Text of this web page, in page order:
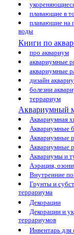
плавающие в
плавающие на
воды
Книги по
про аквариум
аквариумные
аквариумные
дизайн
болезни
террариум
Аквариумный
Аквариумная
Аквариумные
Аквариумные
Аквариумные
Аквариумы и
Аэрация,
Внутренние
Грунты и
террариума
Декорации
Декорации и
террариумов
Инвентарь